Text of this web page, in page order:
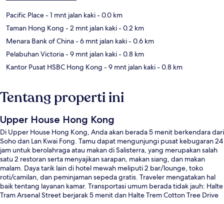
Pacific Place- 1 mnt jalan kaki- 0.0 km
Taman Hong Kong - 2 mnt jalan kaki- 0.2 km
Menara Bank of China- 6 mnt jalan kaki- 0.6 km
Pelabuhan Victoria- 9 mnt jalan kaki- 0.8 km
Kantor Pusat HSBC Hong Kong - 9 mnt jalan kaki- 0.8 km
Tentang properti ini
Upper House Hong Kong
Di Upper House Hong Kong, Anda akan berada 5 menit berkendara dari
Soho dan Lan Kwai Fong. Tamu dapat mengunjungi pusat kebugaran 24
jam untuk berolahraga atau makan di Salisterra, yang merupakan salah
satu 2 restoran serta menyajikan sarapan, makan siang, dan makan
malam. Daya tarik lain di hotel mewah meliputi 2 bar/lounge, toko
roti/camilan, dan peminjaman sepeda gratis. Traveler mengatakan hal
baik tentang layanan kamar. Transportasi umum berada tidak jauh: Halte
Tram Arsenal Street berjarak 5 menit dan Halte Trem Cotton Tree Drive